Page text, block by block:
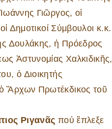
Γιῶργος, οἱ
Δημοτικοί Σύμβουλοι κ.κ.
Δουλάκης, ἡ Πρόεδρος
Ἀστυνομίας Χαλκιδικῆς,
ὁ Διοικητής
Ἂρχων Πρωτέκδικος τοῦ
Ριγανᾶς πού ἒπλεξε